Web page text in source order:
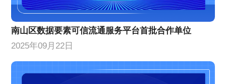
南山区数据要素可信流通服务平台首批合作单位
2025年09月22日